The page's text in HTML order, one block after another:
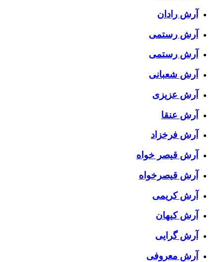
آرش رادان
آرش رستمى
آرش رستمی
آرش شعبانی
آرش عزیزی
آرش عنقا
آرش فرخزاد
آرش قیصر خواه
آرش قیصرخواه
آرش کریمی
آرش کیهان
آرش گرایی
آرش معروفی